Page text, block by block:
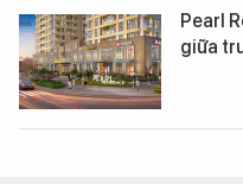
Pearl
giữa